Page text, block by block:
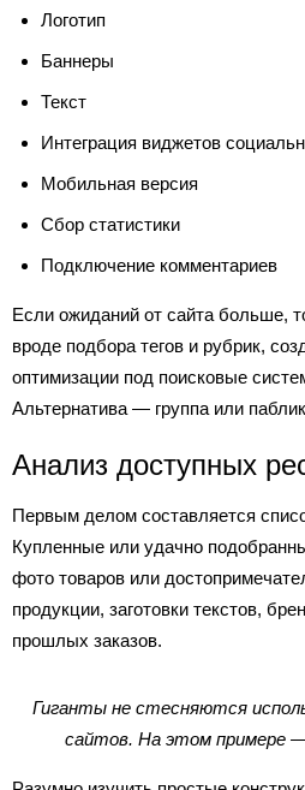
Логотип
Баннеры
Текст
Интеграция виджетов
Мобильная версия
Сбор статистики
Подключение комментариев
Если ожиданий от сайта больше,
вроде подбора тегов и рубрик,
оптимизации под поисковые
Альтернатива — группа или
Анализ доступных
Первым делом составляется
Купленные или удачно
фото товаров или
продукции, заготовки текстов,
прошлых заказов.
Гиганты не стесняются
сайтов. На этом примере —